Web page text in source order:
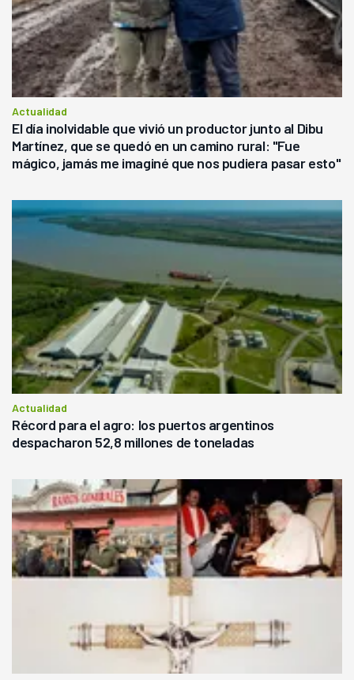
Actualidad
El día inolvidable que vivió un productor junto al Dibu
Martínez, que se quedó en un camino rural: "Fue
mágico, jamás me imaginé que nos pudiera pasar esto"
Actualidad
Récord para el agro: los puertos argentinos
despacharon 52,8 millones de toneladas